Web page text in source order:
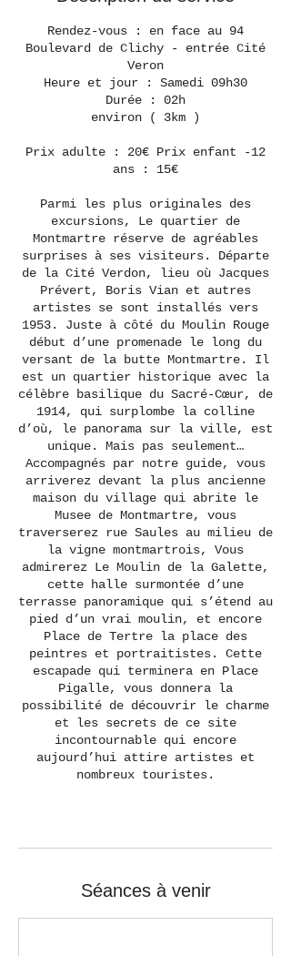
Rendez-vous : en face au 94
Boulevard de Clichy - entrée Cité
Veron
Heure et jour : Samedi 09h30
Durée : 02h
environ ( 3km )
Prix adulte : 20€ Prix enfant -12
ans : 15€
Parmi les plus originales des
excursions, Le quartier de
Montmartre réserve de agréables
surprises à ses visiteurs. Départe
de la Cité Verdon, lieu où Jacques
Prévert, Boris Vian et autres
artistes se sont installés vers
1953. Juste à côté du Moulin Rouge
début d’une promenade le long du
versant de la butte Montmartre. Il
est un quartier historique avec la
célèbre basilique du Sacré-Cœur, de
1914, qui surplombe la colline
d’où, le panorama sur la ville, est
unique. Mais pas seulement…
Accompagnés par notre guide, vous
arriverez devant la plus ancienne
maison du village qui abrite le
Musee de Montmartre, vous
traverserez rue Saules au milieu de
la vigne montmartrois, Vous
admirerez Le Moulin de la Galette,
cette halle surmontée d’une
terrasse panoramique qui s’étend au
pied d’un vrai moulin, et encore
Place de Tertre la place des
peintres et portraitistes. Cette
escapade qui terminera en Place
Pigalle, vous donnera la
possibilité de découvrir le charme
et les secrets de ce site
incontournable qui encore
aujourd’hui attire artistes et
nombreux touristes.
Séances à venir